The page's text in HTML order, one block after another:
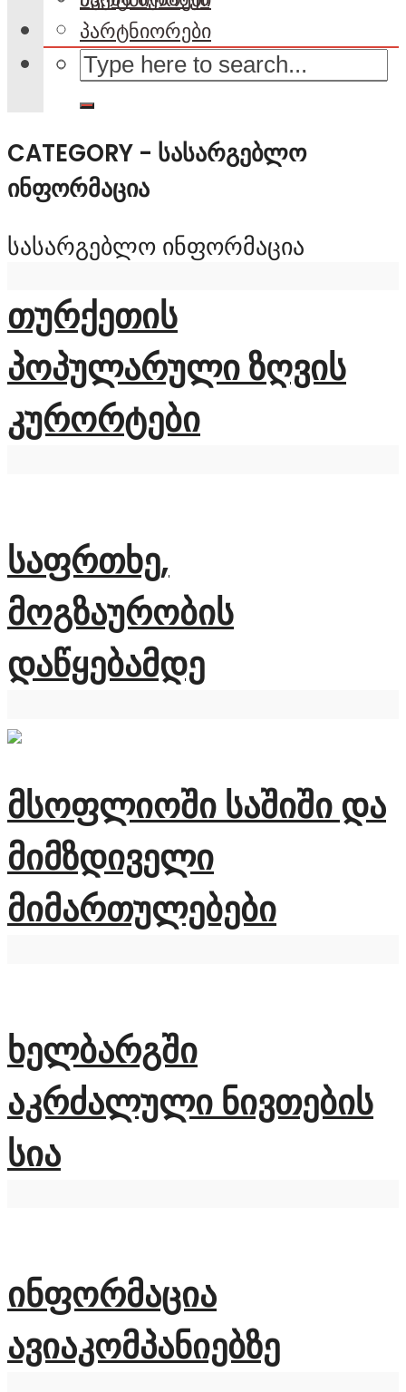
პარტნიორები
CATEGORY - ᲡᲐᲡᲐᲠᲒᲔᲑᲚᲝ
ᲘᲜᲤᲝᲠᲛᲐᲪᲘᲐ
სასარგებლო ინფორმაცია
თურქეთის
პოპულარული ზღვის
კურორტები
საფრთხე,
მოგზაურობის
დაწყებამდე
მსოფლიოში საშიში და
მიმზდიველი
მიმართულებები
ხელბარგში
აკრძალული ნივთების
სია
ინფორმაცია
ავიაკომპანიებზე